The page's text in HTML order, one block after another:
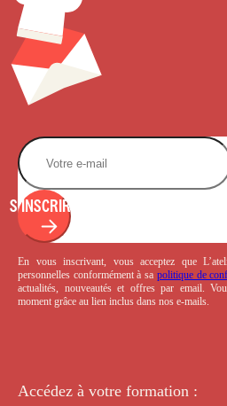
S'INSCRIRE
En vous inscrivant, vous acceptez que
personnelles conformément à sa politique de
actualités, nouveautés et offres par email.
moment grâce au lien inclus dans nos e-mails.
Accédez à votre formation :